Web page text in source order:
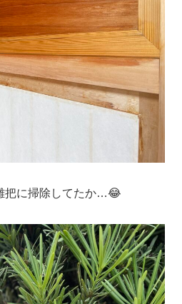
把に掃除してたか…😂